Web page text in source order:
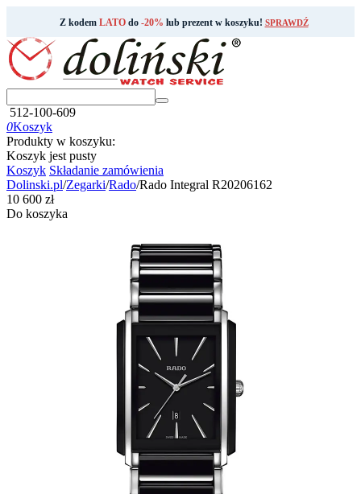
Z kodem LATOdo -20% lub prezent w koszyku! SPRAWDŹ
512-100-609
0Koszyk
Produkty w koszyku:
Koszyk jest pusty
Koszyk Składanie zamówienia
Dolinski.pl/Zegarki/Rado/Rado Integral R20206162
‍10 600‍ zł
Do koszyka